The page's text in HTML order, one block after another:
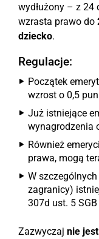
wydłużony – z 24
wzrasta prawo do
dziecko.
Regulacje:
Początek
wzrost o 0,5
Już istniejące
wynagrodzenia
Również
prawa, mogą
W
zagranicy)
307d ust. 5 SGB
Zazwyczaj nie